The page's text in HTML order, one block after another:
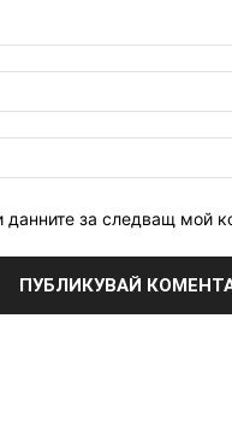
данните за следващ мой